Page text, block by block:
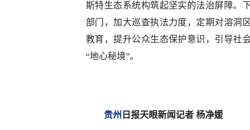
斯特生态系统构筑起坚实的法治屏障。
部门，加大巡查执法力度，定期对溶洞
教育，提升公众生态保护意识，引导社
“地心秘境”。
贵州 日报天眼新闻记者 杨净媛